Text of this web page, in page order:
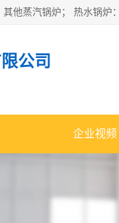
公司
企业视频